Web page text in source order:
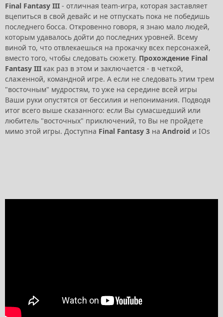
Final Fantasy III - отличная team-игра, которая заставляет
вцепиться в свой девайс и не отпускать пока не победишь
последнего босса. Откровенно говоря, я знаю мало людей,
которым удавалось дойти до последних уровней. Всему
виной то, что отвлекаешься на прокачку всех персонажей,
вместо того, чтобы следовать сюжету. Прохождение Final
Fantasy III как раз в этом и заключается - в четкой,
слаженной, командной игре. А если не следовать этим трем
"восточным" мудростям, то уже на середине всей игры
Ваши руки опустятся от бессилия и непонимания. Подводя
итог всего выше сказанного: если Вы сумасшедший или
любитель "восточных" приключений, то Вы не пройдете
мимо этой игры. Доступна Final Fantasy 3 на Android и IOs